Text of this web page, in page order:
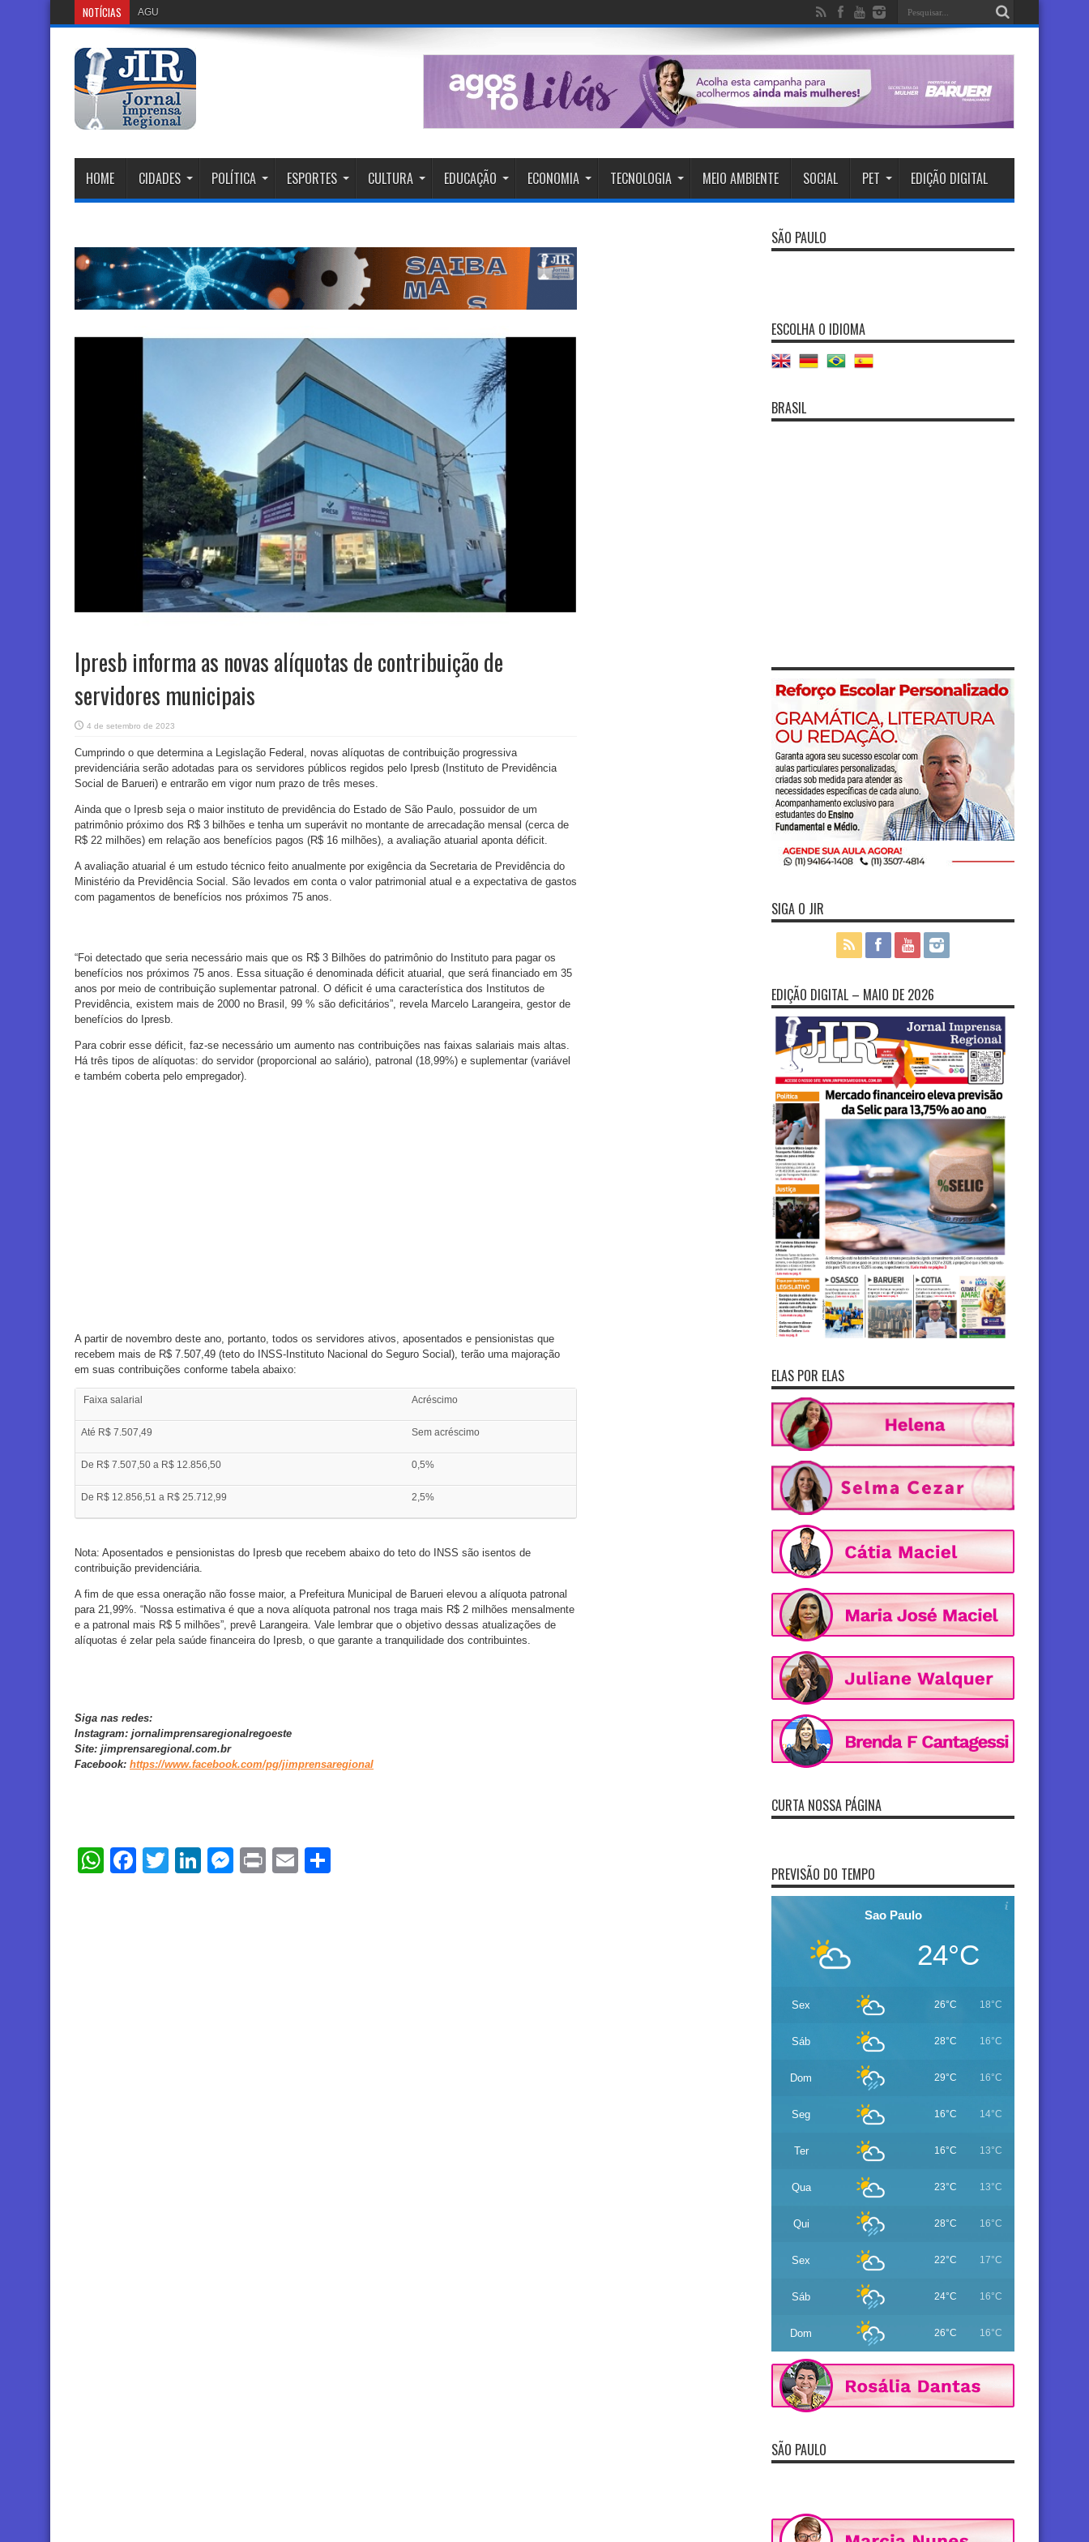
NOTÍCIAS AGU Busca Suspender Plataforma Discord
HOME CIDADES POLÍTICA ESPORTES CULTURA EDUCAÇÃO ECONOMIA TECNOLOGIA MEIO AMBIENTE SOCIAL PET EDIÇÃO DIGITAL
Ipresb informa as novas alíquotas de contribuição de
servidores municipais
4 de setembro de 2023
Cumprindo o que determina a Legislação Federal, novas alíquotas de contribuição progressiva
previdenciária serão adotadas para os servidores públicos regidos pelo Ipresb (Instituto de Previdência
Social de Barueri) e entrarão em vigor num prazo de três meses.
Ainda que o Ipresb seja o maior instituto de previdência do Estado de São Paulo, possuidor de um
patrimônio próximo dos R$ 3 bilhões e tenha um superávit no montante de arrecadação mensal (cerca de
R$ 22 milhões) em relação aos benefícios pagos (R$ 16 milhões), a avaliação atuarial aponta déficit.
A avaliação atuarial é um estudo técnico feito anualmente por exigência da Secretaria de Previdência do
Ministério da Previdência Social. São levados em conta o valor patrimonial atual e a expectativa de gastos
com pagamentos de benefícios nos próximos 75 anos.
“Foi detectado que seria necessário mais que os R$ 3 Bilhões do patrimônio do Instituto para pagar os
benefícios nos próximos 75 anos. Essa situação é denominada déficit atuarial, que será financiado em 35
anos por meio de contribuição suplementar patronal. O déficit é uma característica dos Institutos de
Previdência, existem mais de 2000 no Brasil, 99 % são deficitários” , revela Marcelo Larangeira, gestor de
benefícios do Ipresb.
Para cobrir esse déficit, faz-se necessário um aumento nas contribuições nas faixas salariais mais altas.
Há três tipos de alíquotas: do servidor (proporcional ao salário), patronal (18,99%) e suplementar (variável
e também coberta pelo empregador).
A partir de novembro deste ano, portanto, todos os servidores ativos, aposentados e pensionistas que
recebem mais de R$ 7.507,49 (teto do INSS-Instituto Nacional do Seguro Social), terão uma majoração
em suas contribuições conforme tabela abaixo:
Faixa salarial Acréscimo
Até R$ 7.507,49 Sem acréscimo
De R$ 7.507,50 a R$ 12.856,50 0,5%
De R$ 12.856,51 a R$ 25.712,99 2,5%
Nota: Aposentados e pensionistas do Ipresb que recebem abaixo do teto do INSS são isentos de
contribuição previdenciária.
A fim de que essa oneração não fosse maior, a Prefeitura Municipal de Barueri elevou a alíquota patronal
para 21,99%. “Nossa estimativa é que a nova alíquota patronal nos traga mais R$ 2 milhões mensalmente
e a patronal mais R$ 5 milhões”, prevê Larangeira. Vale lembrar que o objetivo dessas atualizações de
alíquotas é zelar pela saúde financeira do Ipresb, o que garante a tranquilidade dos contribuintes.
Siga nas redes:
Instagram: jornalimprensaregionalregoeste
Site: jimprensaregional.com.br
Facebook: https://www.facebook.com/pg/jimprensaregional
WhatsApp
Facebook
TwitterLinkedIn
Messenger
PrintEmail
SÃO PAULO
ESCOLHA O IDIOMA
BRASIL
SIGA O JIR
EDIÇÃO DIGITAL – MAIO DE 2026
ELAS POR ELAS
CURTA NOSSA PÁGINA
PREVISÃO DO TEMPO
Sao Paulo
24°C
Sex 26°C 18°C
Sáb 28°C 16°C
Dom 29°C 16°C
Seg 16°C 14°C
Ter 16°C 13°C
Qua 23°C 13°C
Qui 28°C 16°C
Sex 22°C 17°C
Sáb 24°C 16°C
Dom 26°C 16°C
SÃO PAULO